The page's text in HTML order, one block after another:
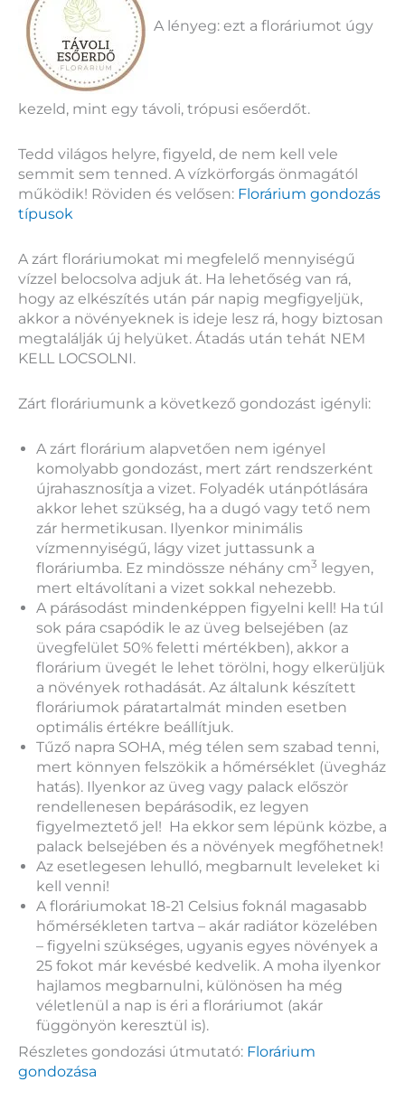
A lényeg: ezt a floráriumot úgy
kezeld, mint egy távoli, trópusi esőerdőt.
Tedd világos helyre, figyeld, de nem kell vele
semmit sem tenned. A vízkörforgás önmagától
működik! Röviden és velősen: Florárium gondozás
típusok
A zárt floráriumokat mi megfelelő mennyiségű
vízzel belocsolva adjuk át. Ha lehetőség van rá,
hogy az elkészítés után pár napig megfigyeljük,
akkor a növényeknek is ideje lesz rá, hogy biztosan
megtalálják új helyüket. Átadás után tehát NEM
KELL LOCSOLNI.
Zárt floráriumunk a következő gondozást igényli:
A zárt florárium alapvetően nem igényel
komolyabb gondozást, mert zárt rendszerként
újrahasznosítja a vizet. Folyadék utánpótlására
akkor lehet szükség, ha a dugó vagy tető nem
zár hermetikusan. Ilyenkor minimális
vízmennyiségű, lágy vizet juttassunk a
floráriumba. Ez mindössze néhány cm3 legyen,
mert eltávolítani a vizet sokkal nehezebb.
A párásodást mindenképpen figyelni kell! Ha túl
sok pára csapódik le az üveg belsejében (az
üvegfelület 50% feletti mértékben), akkor a
florárium üvegét le lehet törölni, hogy elkerüljük
a növények rothadását. Az általunk készített
floráriumok páratartalmát minden esetben
optimális értékre beállítjuk.
Tűző napra SOHA, még télen sem szabad tenni,
mert könnyen felszökik a hőmérséklet (üvegház
hatás). Ilyenkor az üveg vagy palack először
rendellenesen bepárásodik, ez legyen
figyelmeztető jel! Ha ekkor sem lépünk közbe, a
palack belsejében és a növények megfőhetnek!
Az esetlegesen lehulló, megbarnult leveleket ki
kell venni!
A floráriumokat 18-21 Celsius foknál magasabb
hőmérsékleten tartva – akár radiátor közelében
– figyelni szükséges, ugyanis egyes növények a
25 fokot már kevésbé kedvelik. A moha ilyenkor
hajlamos megbarnulni, különösen ha még
véletlenül a nap is éri a floráriumot (akár
függönyön keresztül is).
Részletes gondozási útmutató: Florárium
gondozása